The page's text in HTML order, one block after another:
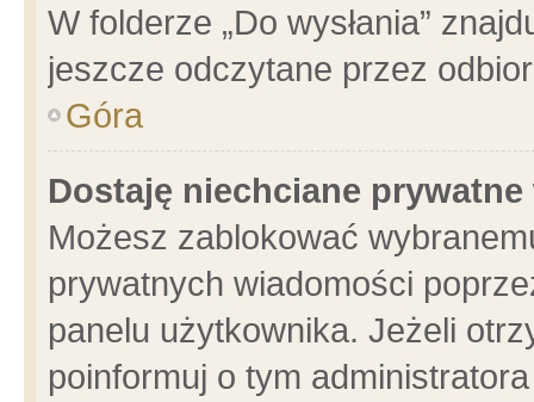
W folderze „Do wysłania”
jeszcze odczytane przez
Góra
Dostaję niechciane
Możesz zablokować
prywatnych wiadomości
panelu użytkownika. Jeżeli
poinformuj o tym